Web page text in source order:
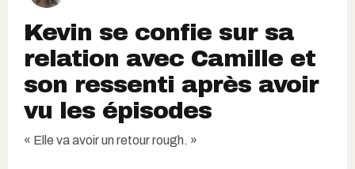
Kevin se confie sur sa
relation avec Camille et
son ressenti après avoir
vu les épisodes
« Elle va avoir un retour rough. »